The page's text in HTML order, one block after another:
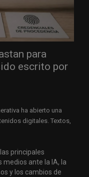
para
escrito por
ha abierto una
digitales. Textos,
principales
medios ante la IA, la
y los cambios de